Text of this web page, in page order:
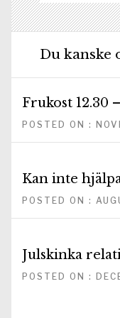
Du kanske
Frukost 12.30
POSTED ON :
Kan inte
POSTED ON :
Julskinka
POSTED ON :